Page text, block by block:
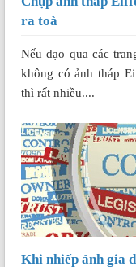
ra toà
Nếu dạo qua các
không có ảnh tháp
thì rất nhiều....
Khi nhiếp ảnh gia